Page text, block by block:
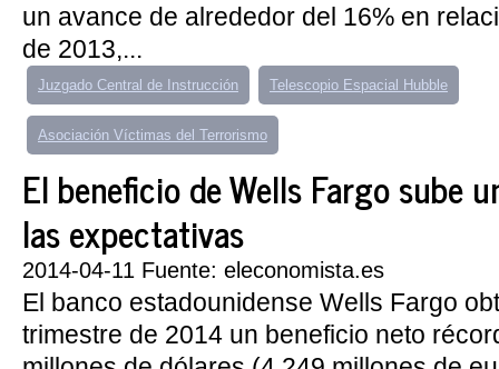
un avance de alrededor del 16% en
de 2013,...
Juzgado Central de Instrucción Telescopio Espacial Hubble
Asociación Víctimas del Terrorismo
El beneficio de Wells Fargo sube
las expectativas
2014-04-11 Fuente: eleconomista.es
El banco estadounidense Wells Fargo
trimestre de 2014 un beneficio neto